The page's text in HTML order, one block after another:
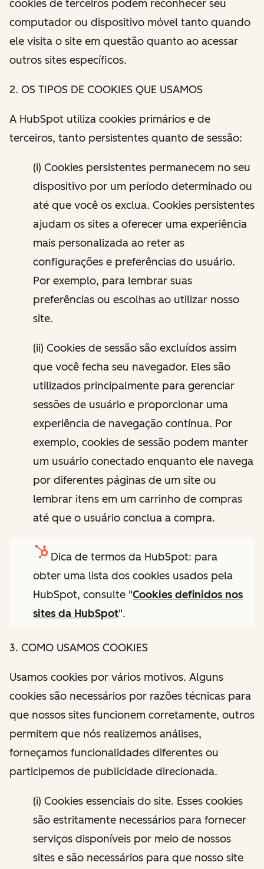
cookies de terceiros podem reconhecer seu
computador ou dispositivo móvel tanto quando
ele visita o site em questão quanto ao acessar
outros sites específicos.
2. OS TIPOS DE COOKIES QUE USAMOS
A HubSpot utiliza cookies primários e de
terceiros, tanto persistentes quanto de sessão:
(i) Cookies persistentes permanecem no seu
dispositivo por um período determinado ou
até que você os exclua. Cookies persistentes
ajudam os sites a oferecer uma experiência
mais personalizada ao reter as
configurações e preferências do usuário.
Por exemplo, para lembrar suas
preferências ou escolhas ao utilizar nosso
site.
(ii) Cookies de sessão são excluídos assim
que você fecha seu navegador. Eles são
utilizados principalmente para gerenciar
sessões de usuário e proporcionar uma
experiência de navegação contínua. Por
exemplo, cookies de sessão podem manter
um usuário conectado enquanto ele navega
por diferentes páginas de um site ou
lembrar itens em um carrinho de compras
até que o usuário conclua a compra.
Dica de termos da HubSpot: para
obter uma lista dos cookies usados pela
HubSpot, consulte "Cookies definidos nos
sites da HubSpot".
3. COMO USAMOS COOKIES
Usamos cookies por vários motivos. Alguns
cookies são necessários por razões técnicas para
que nossos sites funcionem corretamente, outros
permitem que nós realizemos análises,
forneçamos funcionalidades diferentes ou
participemos de publicidade direcionada.
(i) Cookies essenciais do site. Esses cookies
são estritamente necessários para fornecer
serviços disponíveis por meio de nossos
sites e são necessários para que nosso site